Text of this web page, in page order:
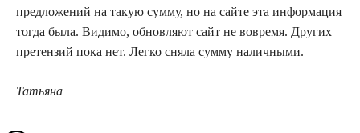
предложений на такую сумму, но на сайте эта информация
тогда была. Видимо, обновляют сайт не вовремя. Других
претензий пока нет. Легко сняла сумму наличными.
Татьяна